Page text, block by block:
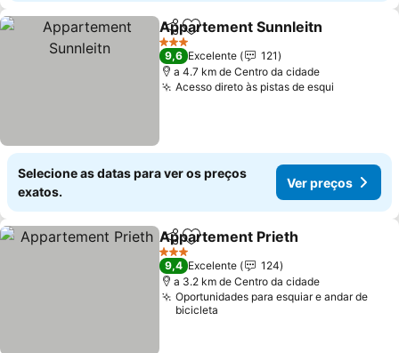
PartilharAdicionar aos favoritos
Appartement Sunnleitn
3 Estrelas
9,6 Excelente
121
a 4.7 km de Centro da cidade
Acesso direto às pistas de esqui
Selecione as datas para ver os preços
exatos.
Ver preços
PartilharAdicionar aos favoritos
Appartement Prieth
3 Estrelas
9,4 Excelente
124
a 3.2 km de Centro da cidade
Oportunidades para esquiar e andar de
bicicleta